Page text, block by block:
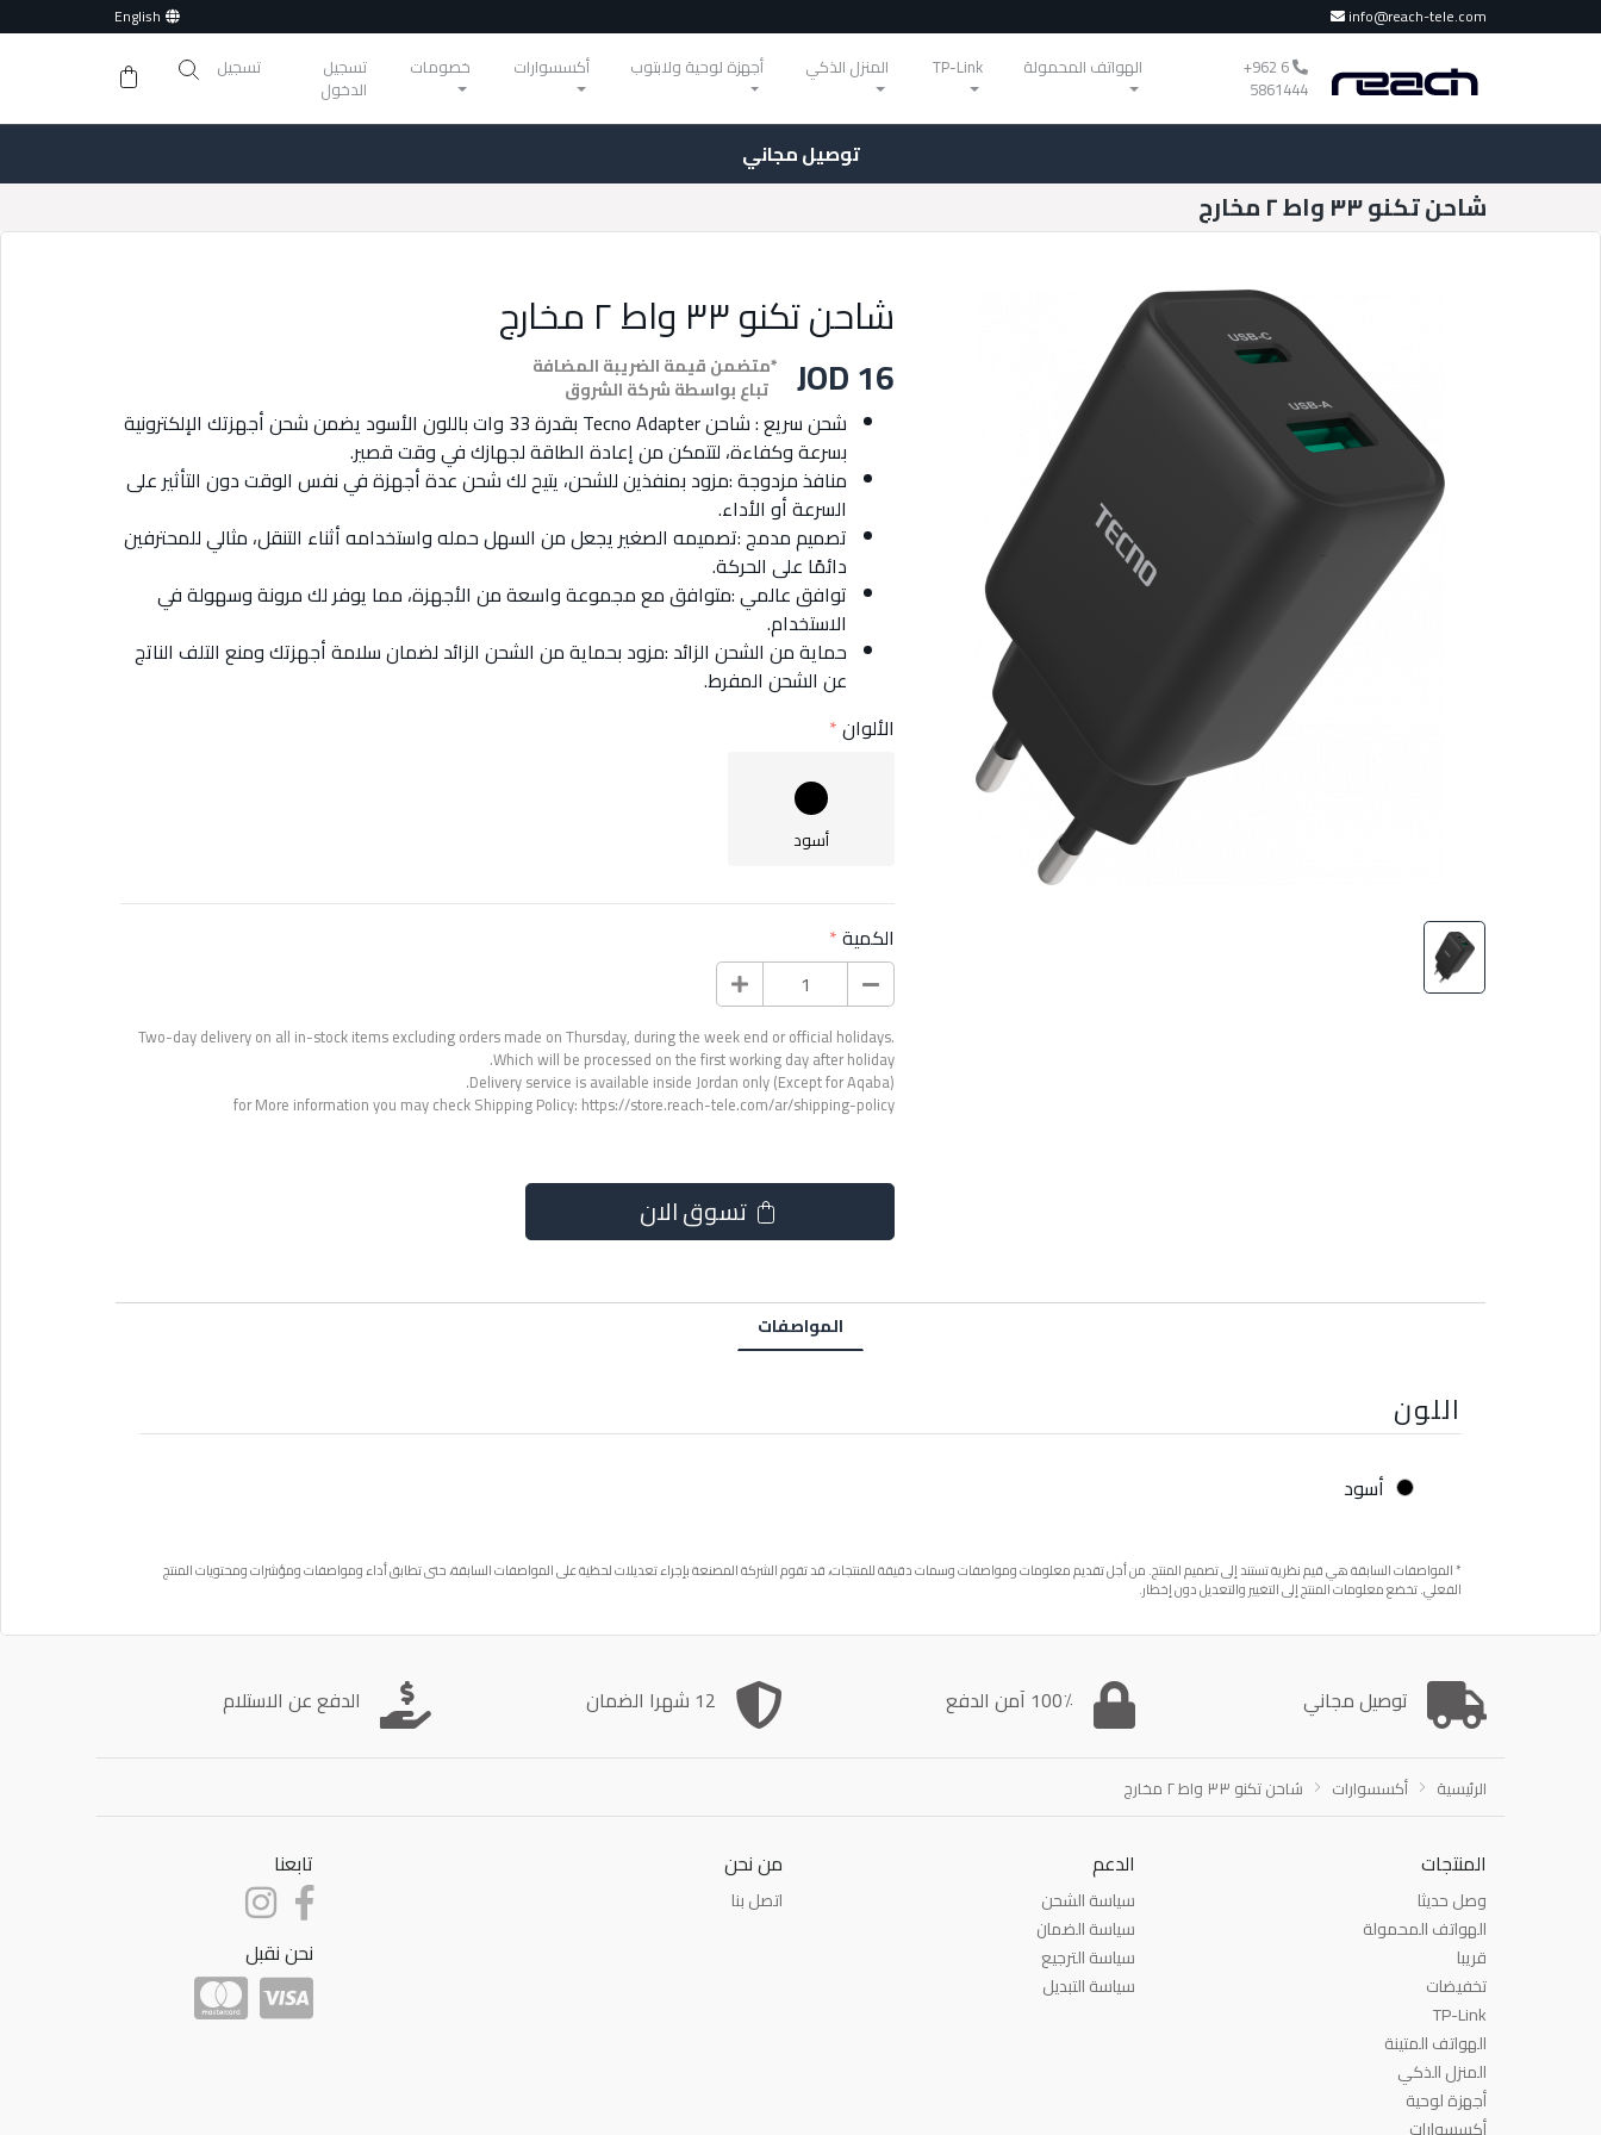
info@reach-tele.com
English
‎+962 6
5861444
الهواتف المحمولة TP-Link المنزل الذكي أجهزة لوحية ولابتوب أكسسوارات خصومات تسجيل
الدخول
تسجيل
توصيل مجاني
شاحن تكنو ٣٣ واط ٢ مخارج
شاحن تكنو ٣٣ واط ٢ مخارج
JOD 16 *متضمن قيمة الضريبة المضافة
تباع بواسطة شركة الشروق
شحن سريع : شاحن Tecno Adapter بقدرة 33 وات باللون الأسود يضمن شحن أجهزتك الإلكترونية
بسرعة وكفاءة، لتتمكن من إعادة الطاقة لجهازك في وقت قصير.
منافذ مزدوجة :مزود بمنفذين للشحن، يتيح لك شحن عدة أجهزة في نفس الوقت دون التأثير على
السرعة أو الأداء.
تصميم مدمج :تصميمه الصغير يجعل من السهل حمله واستخدامه أثناء التنقل، مثالي للمحترفين
دائمًا على الحركة.
توافق عالمي :متوافق مع مجموعة واسعة من الأجهزة، مما يوفر لك مرونة وسهولة في
الاستخدام.
حماية من الشحن الزائد :مزود بحماية من الشحن الزائد لضمان سلامة أجهزتك ومنع التلف الناتج
عن الشحن المفرط.
الألوان
أسود
الكمية
Two-day delivery on all in-stock items excluding orders made on Thursday, during the week end or official holidays.
Which will be processed on the first working day after holiday.
Delivery service is available inside Jordan only (Except for Aqaba).
for More information you may check Shipping Policy: https://store.reach-tele.com/ar/shipping-policy
تسوق الان
المواصفات
اللون
أسود
* المواصفات السابقة هي قيم نظرية تستند إلى تصميم المنتج. من أجل تقديم معلومات ومواصفات وسمات دقيقة للمنتجات، قد تقوم الشركة المصنعة بإجراء تعديلات لحظية على المواصفات السابقة، حتى تطابق أداء ومواصفات ومؤشرات ومحتويات المنتج
الفعلي. تخضع معلومات المنتج إلى التغيير والتعديل دون إخطار.
توصيل مجاني 100٪ آمن الدفع 12 شهرا الضمان الدفع عن الاستلام
الرئيسية أكسسوارات شاحن تكنو ٣٣ واط ٢ مخارج
المنتجات
وصل حديثا
الهواتف المحمولة
قريبا
تخفيضات
TP-Link
الهواتف المتينة
المنزل الذكي
أجهزة لوحية
الدعم
سياسة الشحن
سياسة الضمان
سياسة الترجيع
سياسة التبديل
من نحن
اتصل بنا
تابعنا
نحن نقبل